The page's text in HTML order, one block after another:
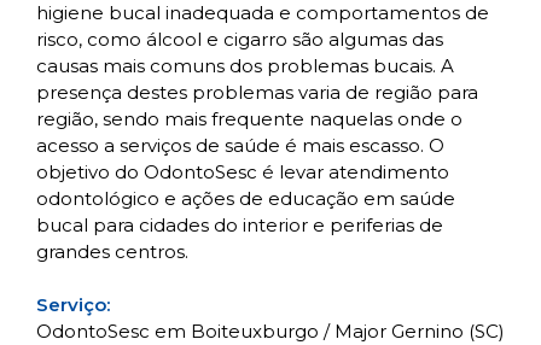
higiene bucal inadequada e comportamentos de
risco, como álcool e cigarro são algumas das
causas mais comuns dos problemas bucais. A
presença destes problemas varia de região para
região, sendo mais frequente naquelas onde o
acesso a serviços de saúde é mais escasso. O
objetivo do OdontoSesc é levar atendimento
odontológico e ações de educação em saúde
bucal para cidades do interior e periferias de
grandes centros.
Serviço:
OdontoSesc em Boiteuxburgo / Major Gernino (SC)